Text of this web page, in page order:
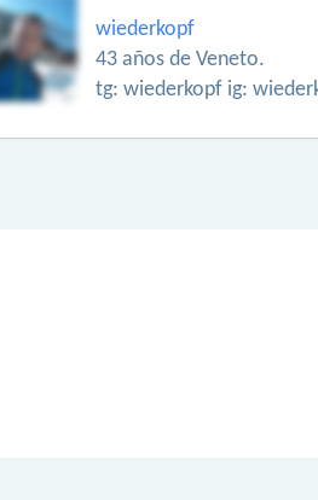
wiederkopf
43 años de Veneto.
tg: wiederkopf ig: